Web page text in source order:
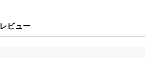
レビュー